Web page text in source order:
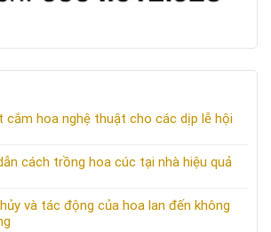
cắm hoa nghệ thuật cho các dịp lễ hội
cách trồng hoa cúc tại nhà hiệu quả
và tác động của hoa lan đến không